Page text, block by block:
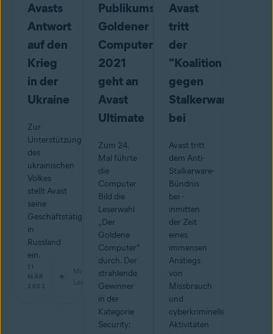
Avasts
Antwort
auf den
Krieg
in der
Ukraine
Zur
Unterstützung
des
ukrainischen
Volkes
stellt Avast
seine
Geschäftstätigkeit
in
Russland
ein.
11
MÄR
2022
Min.
Lesestoff
Publikumspreis
Goldener
Computer
2021
geht an
Avast
Ultimate
Zum 24.
Mal führte
die
Computer
Bild die
Leserwahl
„Der
Goldene
Computer“
durch. Der
strahlende
Gewinner
in der
Kategorie
Security:
Avast
tritt
der
"Koalition
gegen
Stalkerware”
bei
Avast tritt
dem Anti-
Stalkerware-
Bündnis
bei -
inmitten
der Zeit
eines
immensen
Anstiegs
von
Missbrauch
und
cyberkriminellen
Aktivitäten